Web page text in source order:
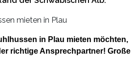
in Plau mieten möchten,
richtige Ansprechpartner! Große